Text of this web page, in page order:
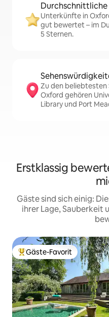
Durchschnittliche
Unterkünfte in
gut bewertet – im
5 Sternen.
Zu den beliebtesten
Oxford gehören
Library und Port
Erstklassig
Gäste sind sich einig:
ihrer Lage, Sauberkeit
Beliebter Gäste-Favorit.
Gäste-Favorit